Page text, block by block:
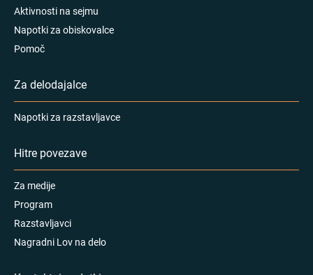
Aktivnosti na sejmu
Napotki za obiskovalce
Pomoč
Za delodajalce
Napotki za razstavljavce
Hitre povezave
Za medije
Program
Razstavljavci
Nagradni Lov na delo